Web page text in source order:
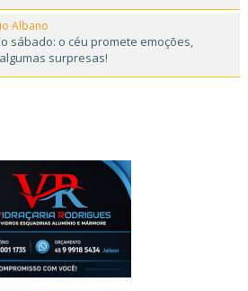
Albano
sábado: o céu promete emoções,
surpresas!